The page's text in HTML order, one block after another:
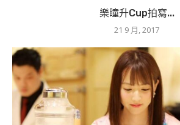
樂瞳升Cup拍寫...
21 9 月, 2017